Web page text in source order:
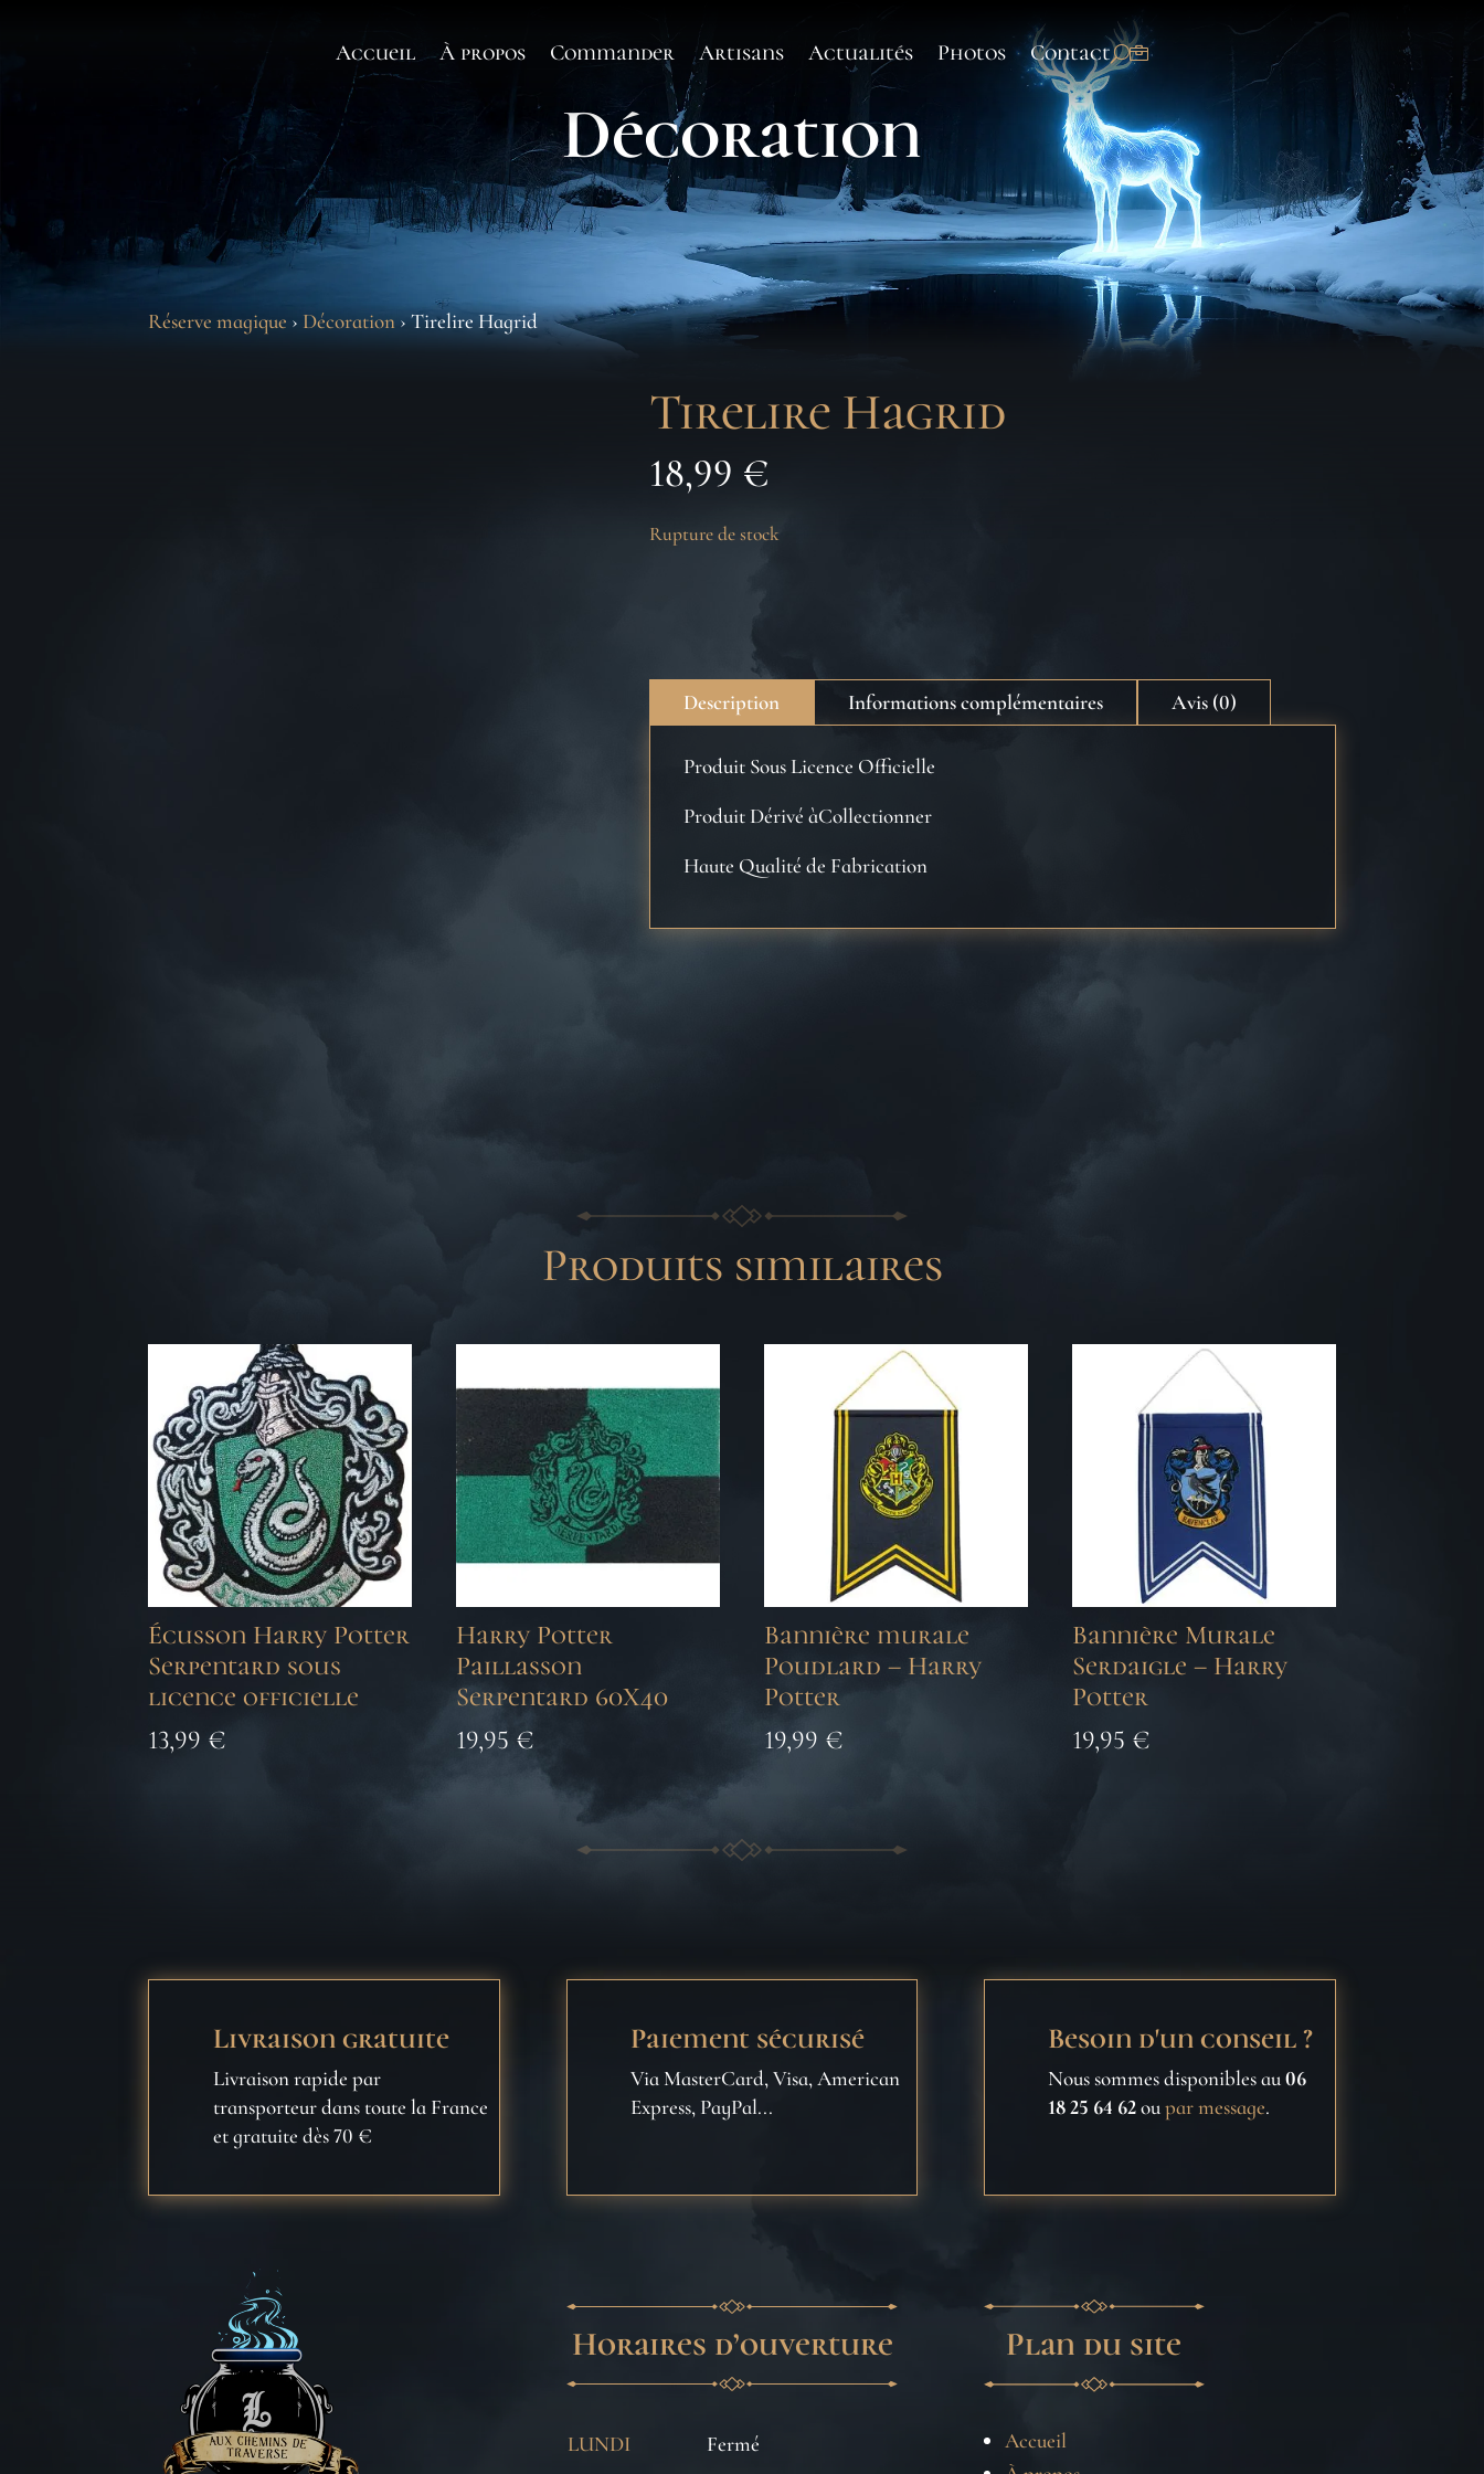
Accueil À propos Commander Artisans Actualités Photos Contact
Décoration
Réserve magique › Décoration› Tirelire Hagrid
Tirelire Hagrid
18,99 €
Rupture de stock
Description Informations complémentaires Avis (0)
Produit Sous Licence Officielle
Produit Dérivé àCollectionner
Haute Qualité de Fabrication
Produits similaires
Écusson Harry Potter
Serpentard sous
licence officielle
13,99 €
Harry Potter
Paillasson
Serpentard 60X40
19,95 €
Bannière murale
Poudlard – Harry
Potter
19,99 €
Bannière Murale
Serdaigle – Harry
Potter
19,95 €
Livraison gratuite
Livraison rapide par
transporteur dans toute la France
et gratuite dès 70 €
Paiement sécurisé
Via MasterCard, Visa, American
Express, PayPal...
Besoin d'un conseil ?
Nous sommes disponibles au06
18 25 64 62oupar message.
Horaires d’ouverture
LUNDI
Fermé
Plan du site
Accueil